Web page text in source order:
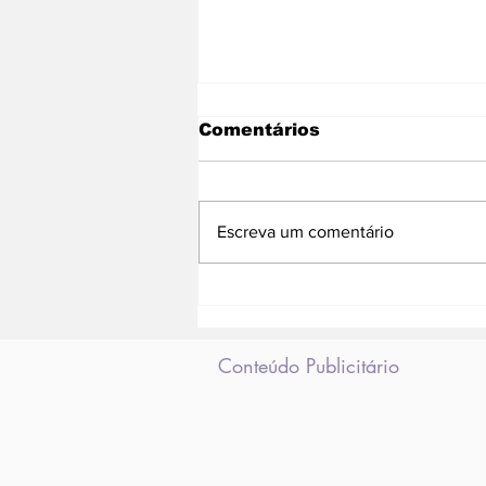
Comentários
Escreva um comentário
Conteúdo Publicitário